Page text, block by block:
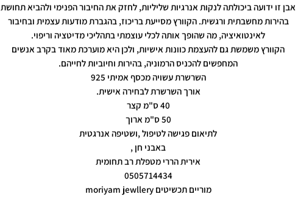
אבן זו ידועה ביכולתה לנקות אנרגיות שליליות, לחזק את החיבור הפנימי ולהביא תחושת
בהירות מחשבתית ורגשית. הקוורץ מסייעת בריכוז, בהגברת מודעות עצמית ובחיבור
לאינטואיציה, מה שהופך אותה לכלי עוצמתי בתהליכי מדיטציה וריפוי.
הקוורץ משמשת גם להעצמת כוונות אישיות, ולכן היא מוערכת מאוד בקרב אנשים
המחפשים להכניס הרמוניה, בהירות וחיוביות לחייהם.
השרשרת עשויה מכסף אמיתי 925
אורך השרשרת לבחירה אישית.
40 ס"מ קצר
50 ס"מ ארוך
לתיאום פגישה לטיפול ,ושטיפה אנרגטית
באבני חן ,
אירית הררי מטפלת רב תחומית
0505714434
מוריים תכשיטים moriyam jewllery